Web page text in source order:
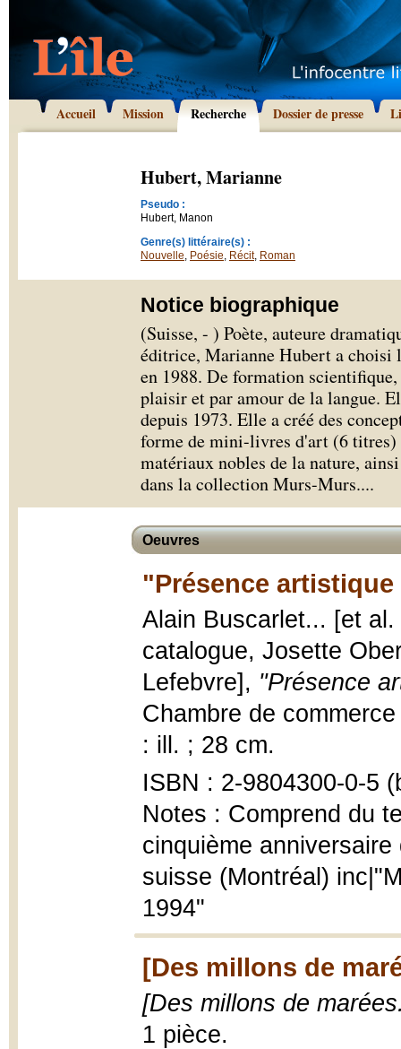
Accueil Mission Recherche Dossier de presse
Hubert, Marianne
Pseudo :
Hubert, Manon
Genre(s) littéraire(s) :
Nouvelle, Poésie, Récit, Roman
Notice biographique
(Suisse, - ) Poète, auteure
éditrice, Marianne Hubert a choisi
en 1988. De formation
plaisir et par amour de la langue.
depuis 1973. Elle a créé des
forme de mini-livres d'art (6 titres)
matériaux nobles de la nature,
dans la collection Murs-Murs....
Oeuvres
"Présence
Alain Buscarlet... [et
catalogue, Josette
Lefebvre], "Présence
Chambre de
: ill. ; 28 cm.
ISBN : 2-9804300-0-5
Notes : Comprend du
cinquième
suisse (Montréal)
1994"
[Des millons de
[Des millons de
1 pièce.